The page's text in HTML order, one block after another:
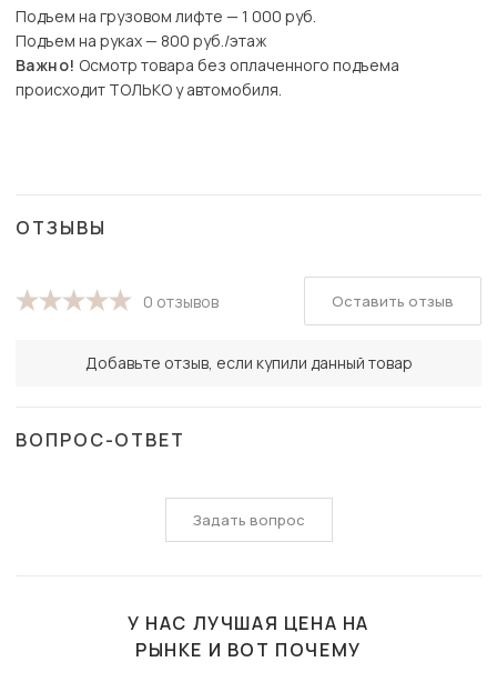
Подъем на грузовом лифте — 1 000 руб.
Подъем на руках — 800 руб./этаж
Важно! Осмотр товара без оплаченного подъема
происходит ТОЛЬКО у автомобиля.
ОТЗЫВЫ
0 отзывов
Добавьте отзыв, если купили данный товар
Оставить отзыв
ВОПРОС-ОТВЕТ
Задать вопрос
У НАС ЛУЧШАЯ ЦЕНА НА
РЫНКЕ И ВОТ ПОЧЕМУ